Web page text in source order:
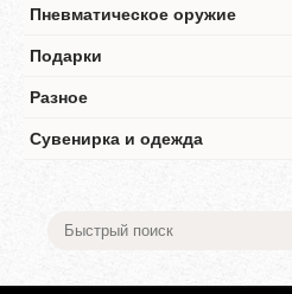
Пневматическое оружие
Подарки
Разное
Сувенирка и одежда